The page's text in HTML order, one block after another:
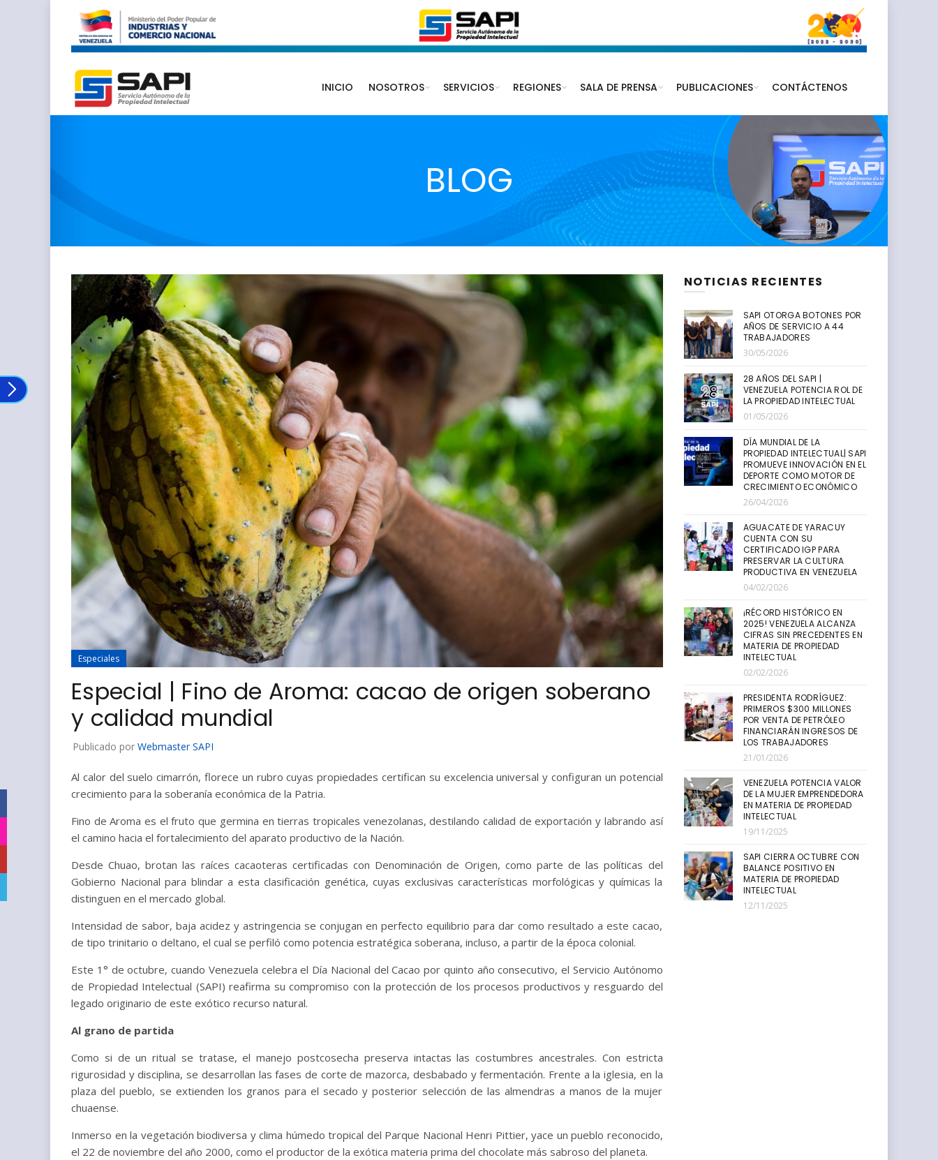
INICIO NOSOTROS SERVICIOS REGIONES SALA DE PRENSA PUBLICACIONES CONTÁCTENOS
BLOG
Especiales
Especial | Fino de Aroma: cacao de origen soberano
y calidad mundial
Publicado por Webmaster SAPI
Al calor del suelo cimarrón, florece un rubro cuyas propiedades certifican su excelencia universal y configuran un potencial
crecimiento para la soberanía económica de la Patria.
Fino de Aroma es el fruto que germina en tierras tropicales venezolanas, destilando calidad de exportación y labrando así
el camino hacia el fortalecimiento del aparato productivo de la Nación.
Desde Chuao, brotan las raíces cacaoteras certificadas con Denominación de Origen, como parte de las políticas del
Gobierno Nacional para blindar a esta clasificación genética, cuyas exclusivas características morfológicas y químicas la
distinguen en el mercado global.
Intensidad de sabor, baja acidez y astringencia se conjugan en perfecto equilibrio para dar como resultado a este cacao,
de tipo trinitario o deltano, el cual se perfiló como potencia estratégica soberana, incluso, a partir de la época colonial.
Este 1° de octubre, cuando Venezuela celebra el Día Nacional del Cacao por quinto año consecutivo, el Servicio Autónomo
de Propiedad Intelectual (SAPI) reafirma su compromiso con la protección de los procesos productivos y resguardo del
legado originario de este exótico recurso natural.
Al grano de partida
Como si de un ritual se tratase, el manejo postcosecha preserva intactas las costumbres ancestrales. Con estricta
rigurosidad y disciplina, se desarrollan las fases de corte de mazorca, desbabado y fermentación. Frente a la iglesia, en la
plaza del pueblo, se extienden los granos para el secado y posterior selección de las almendras a manos de la mujer
chuaense.
Inmerso en la vegetación biodiversa y clima húmedo tropical del Parque Nacional Henri Pittier, yace un pueblo reconocido,
el 22 de noviembre del año 2000, como el productor de la exótica materia prima del chocolate más sabroso del planeta.
NOTICIAS RECIENTES
SAPI OTORGA BOTONES POR
AÑOS DE SERVICIO A 44
TRABAJADORES
30/05/2026
28 AÑOS DEL SAPI |
VENEZUELA POTENCIA ROL DE
LA PROPIEDAD INTELECTUAL
01/05/2026
DÍA MUNDIAL DE LA
PROPIEDAD INTELECTUAL| SAPI
PROMUEVE INNOVACIÓN EN EL
DEPORTE COMO MOTOR DE
CRECIMIENTO ECONÓMICO
26/04/2026
AGUACATE DE YARACUY
CUENTA CON SU
CERTIFICADO IGP PARA
PRESERVAR LA CULTURA
PRODUCTIVA EN VENEZUELA
04/02/2026
¡RÉCORD HISTÓRICO EN
2025! VENEZUELA ALCANZA
CIFRAS SIN PRECEDENTES EN
MATERIA DE PROPIEDAD
INTELECTUAL
02/02/2026
PRESIDENTA RODRÍGUEZ:
PRIMEROS $300 MILLONES
POR VENTA DE PETRÓLEO
FINANCIARÁN INGRESOS DE
LOS TRABAJADORES
21/01/2026
VENEZUELA POTENCIA VALOR
DE LA MUJER EMPRENDEDORA
EN MATERIA DE PROPIEDAD
INTELECTUAL
19/11/2025
SAPI CIERRA OCTUBRE CON
BALANCE POSITIVO EN
MATERIA DE PROPIEDAD
INTELECTUAL
12/11/2025